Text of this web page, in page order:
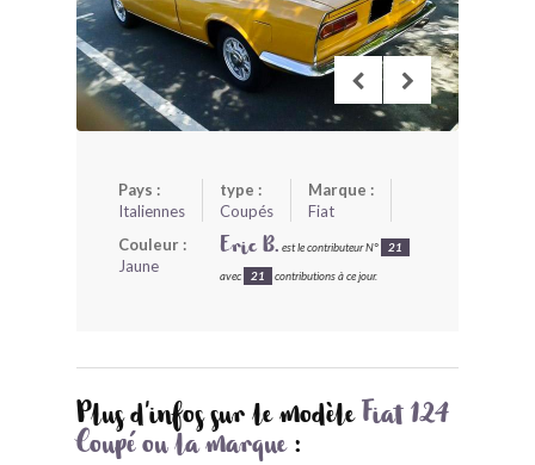
COMMENT FONCTIONNE BLV ?
Pays :
Italiennes
type :
Coupés
Marque :
Fiat
Couleur :
Jaune
Eric B. est le contributeur N° 21
avec 21 contributions à ce jour.
Plus d'infos sur le modèle Fiat 124
Coupé ou la marque: